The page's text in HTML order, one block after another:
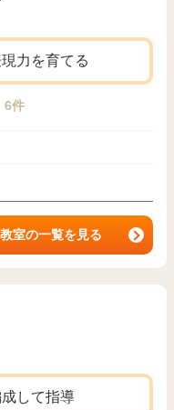
力を育てる
6件
教室の一覧を見る
して指導